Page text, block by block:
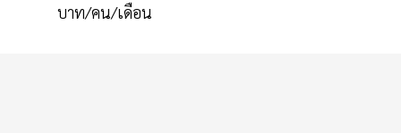
บาท/คน/เดือน